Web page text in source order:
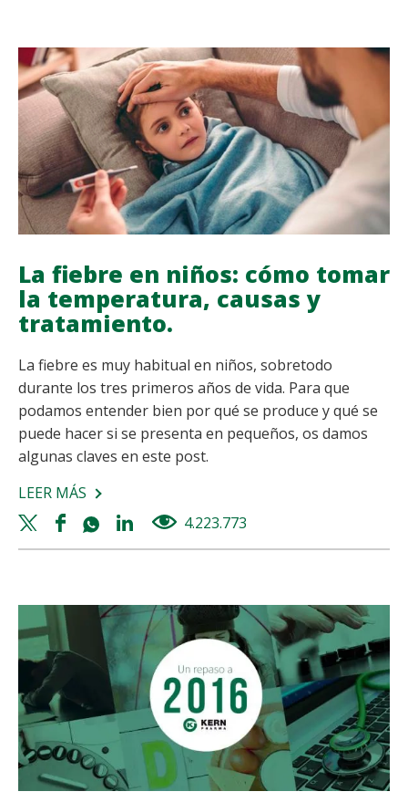
A
LOS
VIRUS
CON
LA
LLEGADA
DEL
FRÍO
La fiebre en niños: cómo tomar
la temperatura, causas y
tratamiento.
La fiebre es muy habitual en niños, sobretodo
durante los tres primeros años de vida. Para que
podamos entender bien por qué se produce y qué se
puede hacer si se presenta en pequeños, os damos
algunas claves en este post.
LEER MÁS SOBRE
LA
FIEBRE
CÓMO
TOMAR
TEMPERATURA,
CAUSAS
Y
TRATAMIENTO.
Twitter
share
Facebook
share
Whatsapp
share
Linkedin
share
4.223.773